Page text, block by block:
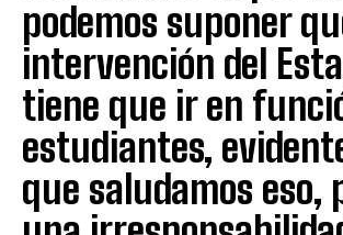
podemos suponer
intervención del
tiene que ir en
estudiantes,
que saludamos eso,